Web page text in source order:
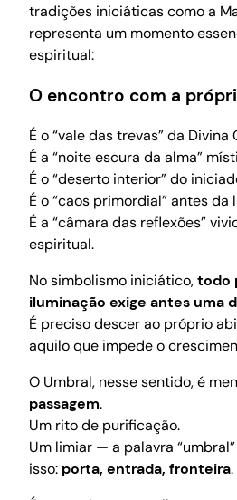
tradições iniciáticas como a
representa um momento
espiritual:
O encontro com a
É o “vale das trevas” da Divina
É a “noite escura da alma”
É o “deserto interior” do
É o “caos primordial” antes da
É a “câmara das reflexões”
espiritual.
No simbolismo iniciático,todo
iluminação exige antes uma
É preciso descer ao próprio
aquilo que impede o
O Umbral, nesse sentido, é
passagem.
Um rito de purificação.
Um limiar — a palavra
isso: porta, entrada, fronteira.